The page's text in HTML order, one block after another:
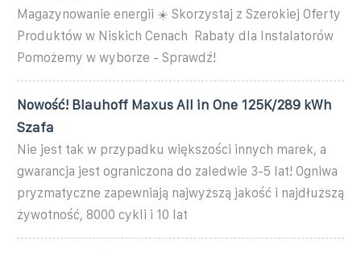
Magazynowanie energii ☀️ Skorzystaj z Szerokiej Oferty
Produktów w Niskich Cenach ️ Rabaty dla Instalatorów ️
Pomożemy w wyborze - Sprawdź!
Nowość! Blauhoff Maxus All in One 125K/289 kWh
Szafa
Nie jest tak w przypadku większości innych marek, a
gwarancja jest ograniczona do zaledwie 3-5 lat! Ogniwa
pryzmatyczne zapewniają najwyższą jakość i najdłuższą
żywotność, 8000 cykli i 10 lat